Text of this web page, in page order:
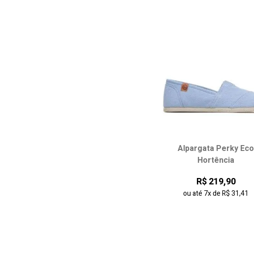
Escolha seu tamanho:
39 40
43
Alpargata Perky Eco
Hortência
R$ 219,90
ou até 7xdeR$ 31,41